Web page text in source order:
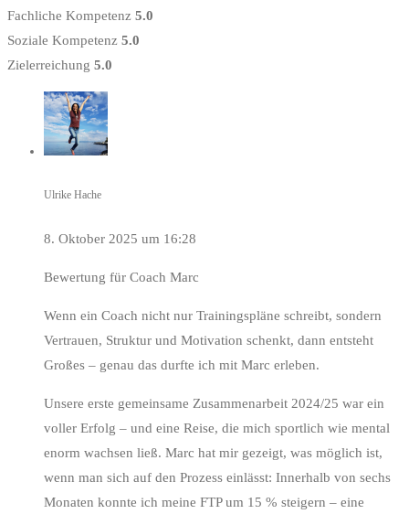
Fachliche Kompetenz 5.0
Soziale Kompetenz 5.0
Zielerreichung 5.0
Ulrike Hache
8. Oktober 2025 um 16:28
Bewertung für Coach Marc
Wenn ein Coach nicht nur Trainingspläne schreibt, sondern
Vertrauen, Struktur und Motivation schenkt, dann entsteht
Großes – genau das durfte ich mit Marc erleben.
Unsere erste gemeinsame Zusammenarbeit 2024/25 war ein
voller Erfolg – und eine Reise, die mich sportlich wie mental
enorm wachsen ließ. Marc hat mir gezeigt, was möglich ist,
wenn man sich auf den Prozess einlässt: Innerhalb von sechs
Monaten konnte ich meine FTP um 15 % steigern – eine